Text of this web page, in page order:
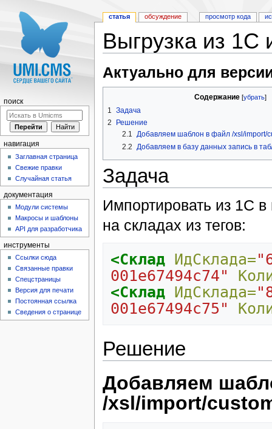
Выгрузка из
Актуально для
Содержание [убрать]
1 Задача
2
Решение
2.1 Добавляем шаблон в файл /xsl/import/
2.2
Добавляем в базу данных запись в
Задача
Импортировать из 1С
на складах из тегов:
<Склад ИдСклада=
001e67494c74"
<Склад ИдСклада=
001e67494c75"
Решение
Добавляем
/xsl/import/
статья обсуждение просмотр кода
поиск
навигация
Заглавная страница
Свежие правки
Случайная статья
документация
Модули системы
Макросы и шаблоны
API для разработчика
инструменты
Ссылки сюда
Связанные правки
Спецстраницы
Версия для печати
Постоянная ссылка
Сведения о странице